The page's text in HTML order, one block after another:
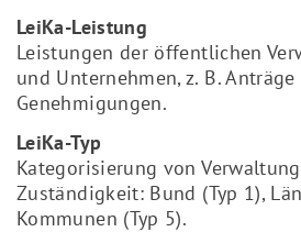
LeiKa-Leistung
Leistungen der öffentlichen
und Unternehmen, z. B.
Genehmigungen.
LeiKa-Typ
Kategorisierung von
Zuständigkeit: Bund (Typ 1),
Kommunen (Typ 5).